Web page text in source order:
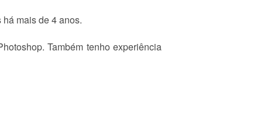
mais de 4 anos.
Também tenho experiência